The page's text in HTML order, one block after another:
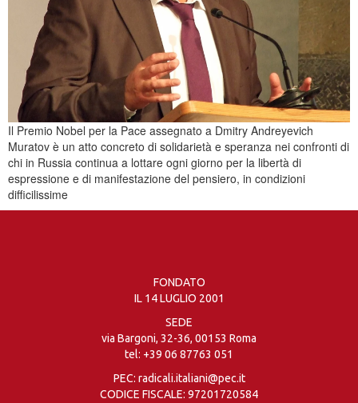
Il Premio Nobel per la Pace assegnato a Dmitry Andreyevich
Muratov è un atto concreto di solidarietà e speranza nei confronti di
chi in Russia continua a lottare ogni giorno per la libertà di
espressione e di manifestazione del pensiero, in condizioni
difficilissime
FONDATO
IL 14 LUGLIO 2001
SEDE
via Bargoni, 32-36, 00153 Roma
tel: +39 06 87763 051
PEC: radicali.italiani@pec.it
CODICE FISCALE: 97201720584